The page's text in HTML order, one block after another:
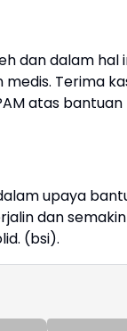
dan dalam hal
Terima
atas bantuan
upaya
dan
(bsi).